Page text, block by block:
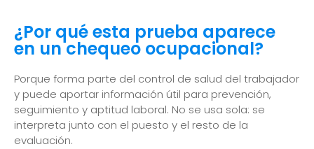
¿Por qué esta prueba aparece
en un chequeo ocupacional?
Porque forma parte del control de salud del trabajador
y puede aportar información útil para prevención,
seguimiento y aptitud laboral. No se usa sola: se
interpreta junto con el puesto y el resto de la
evaluación.